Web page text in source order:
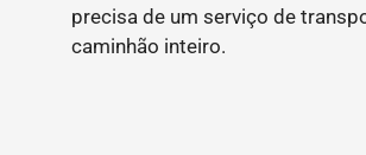
precisa de um serviço de
caminhão inteiro.